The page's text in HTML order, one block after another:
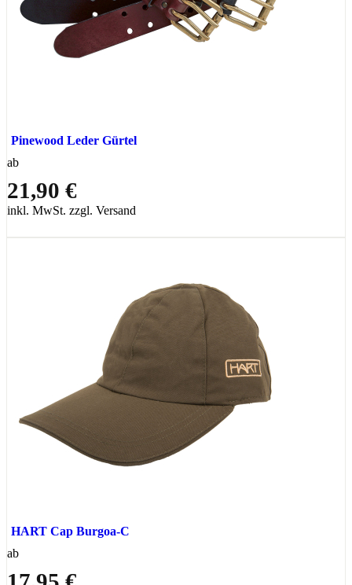
Pinewood Leder Gürtel
ab
21,90 €
inkl. MwSt. zzgl. Versand
HART Cap Burgoa-C
ab